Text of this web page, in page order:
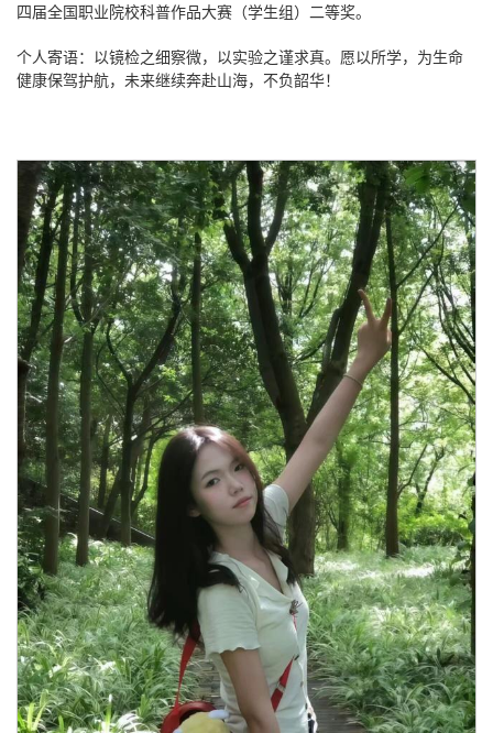
四届全国职业院校科普作品大赛（学生组）二等奖。
个人寄语：以镜检之细察微，以实验之谨求真。愿以所学，为生命
健康保驾护航，未来继续奔赴山海，不负韶华！